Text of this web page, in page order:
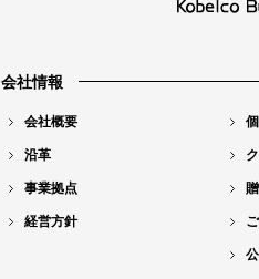
会社情報
会社概要
沿革
事業拠点
経営方針